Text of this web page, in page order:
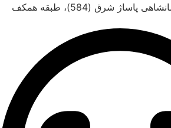
امینی نجفی و کرمانشاهی پاساژ شرق (584)، طبقه همکف